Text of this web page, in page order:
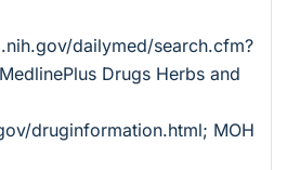
dailymed/search.cfm?
Drugs Herbs and
druginformation.html; MOH